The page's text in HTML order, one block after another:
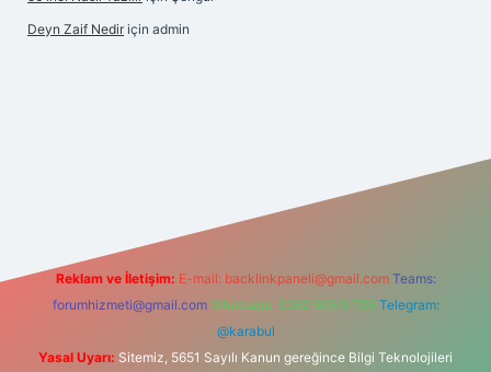
Deyn Zaif Nedir için admin
Reklam ve İletişim: E-mail: backlinkpaneli@gmail.com Teams:
forumhizmeti@gmail.com Whatsapp: 0262 606 0 726 Telegram:
@karabul
Yasal Uyarı: Sitemiz, 5651 Sayılı Kanun gereğince Bilgi Teknolojileri